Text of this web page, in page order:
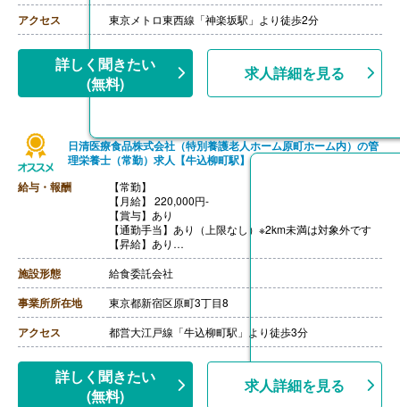
アクセス 東京メトロ東西線「神楽坂駅」より徒歩2分
詳しく聞きたい
(無料)
求人詳細を見る
日清医療食品株式会社（特別養護老人ホーム原町ホーム内）の管
理栄養士（常勤）求人【牛込柳町駅】
給与・報酬
【常勤】
【月給】 220,000円-
【賞与】あり
【通勤手当】あり（上限なし）※2km未満は対象外です
【昇給】あり
【退職金】なし
施設形態 給食委託会社
事業所所在地 東京都新宿区原町3丁目8
アクセス 都営大江戸線「牛込柳町駅」より徒歩3分
詳しく聞きたい
(無料)
求人詳細を見る